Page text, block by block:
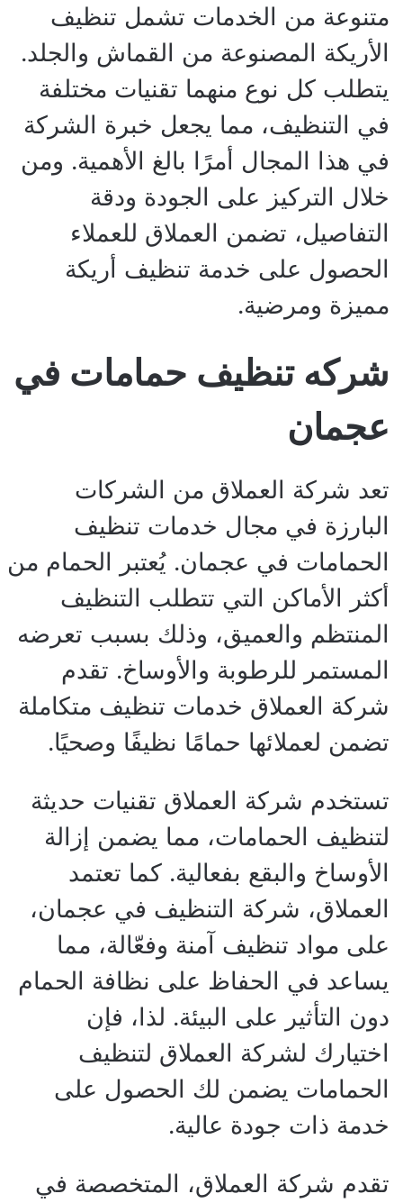
متنوعة من الخدمات تشمل تنظيف
الأريكة المصنوعة من القماش والجلد.
يتطلب كل نوع منهما تقنيات مختلفة
في التنظيف، مما يجعل خبرة الشركة
في هذا المجال أمرًا بالغ الأهمية. ومن
خلال التركيز على الجودة ودقة
التفاصيل، تضمن العملاق للعملاء
الحصول على خدمة تنظيف أريكة
مميزة ومرضية.
شركه تنظيف حمامات في
عجمان
تعد شركة العملاق من الشركات
البارزة في مجال خدمات تنظيف
الحمامات في عجمان. يُعتبر الحمام من
أكثر الأماكن التي تتطلب التنظيف
المنتظم والعميق، وذلك بسبب تعرضه
المستمر للرطوبة والأوساخ. تقدم
شركة العملاق خدمات تنظيف متكاملة
تضمن لعملائها حمامًا نظيفًا وصحيًا.
تستخدم شركة العملاق تقنيات حديثة
لتنظيف الحمامات، مما يضمن إزالة
الأوساخ والبقع بفعالية. كما تعتمد
العملاق، شركة التنظيف في عجمان،
على مواد تنظيف آمنة وفعّالة، مما
يساعد في الحفاظ على نظافة الحمام
دون التأثير على البيئة. لذا، فإن
اختيارك لشركة العملاق لتنظيف
الحمامات يضمن لك الحصول على
خدمة ذات جودة عالية.
تقدم شركة العملاق، المتخصصة في